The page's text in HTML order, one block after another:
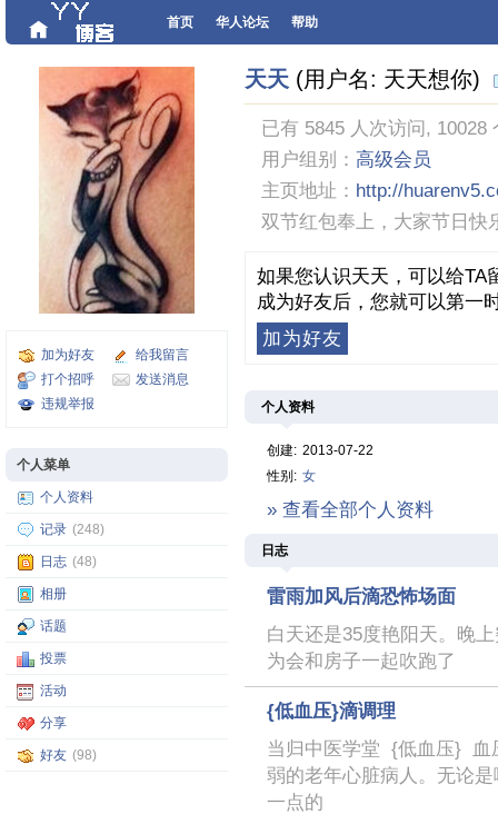
首页 华人论坛 帮助
加为好友
给我留言
打个招呼
发送消息
违规举报
个人菜单
个人资料
记录 (248)
日志 (48)
相册
话题
投票
活动
分享
好友 (98)
天天 (用户名: 天天想你)
已有 5845 人次访问,
用户组别： 高级会员
主页地址： http://
双节红包奉上，大家节日快
如果您认识天天，可以给TA
成为好友后，您就可以第一
加为好友
个人资料
创建: 2013-07-22
性别: 女
» 查看全部个人资料
日志
雷雨加风后滴恐怖场面
白天还是35度艳阳天。晚
为会和房子一起吹跑了
{低血压}滴调理
当归中医学堂 {低血压} 血
弱的老年心脏病人。无论
一点的